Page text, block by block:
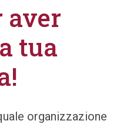
aver
tua
organizzazione